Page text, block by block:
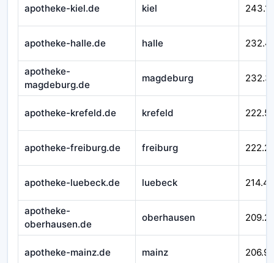
apotheke-kiel.de kiel
apotheke-halle.de halle
apotheke-
magdeburg.de
magdeburg
apotheke-krefeld.de krefeld
apotheke-freiburg.de freiburg
apotheke-luebeck.de luebeck
apotheke-
oberhausen.de
oberhausen
apotheke-mainz.de mainz